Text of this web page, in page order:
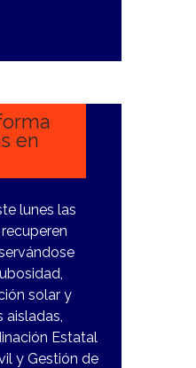
en
lunes las
solar y
Estatal
y Gestión de